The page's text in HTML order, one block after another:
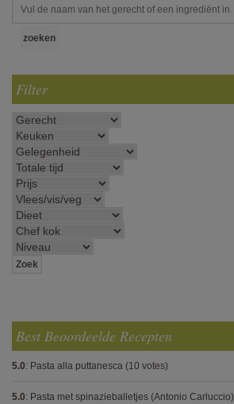
Filter
Best Beoordeelde Recepten
5.0: Pasta alla puttanesca (10 votes)
5.0: Pasta met spinazieballetjes (Antonio Carluccio)